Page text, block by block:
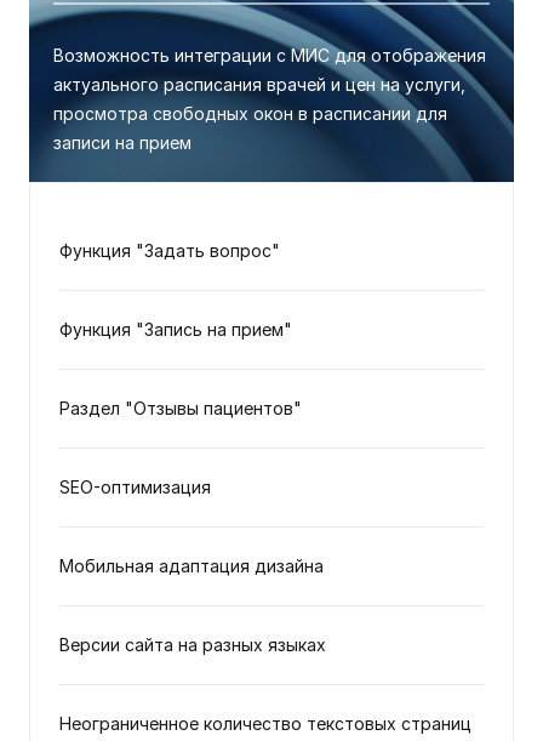
Возможность интеграции с МИС для отображения
актуального расписания врачей и цен на услуги,
просмотра свободных окон в расписании для
записи на прием
Функция "Задать вопрос"
Функция "Запись на прием"
Раздел "Отзывы пациентов"
SEO-оптимизация
Мобильная адаптация дизайна
Версии сайта на разных языках
Неограниченное количество текстовых страниц